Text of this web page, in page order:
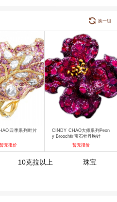
换一组
四季系列叶片
暂无报价
CINDY CHAO大师系列Peon
y Brooch红宝石牡丹胸针
暂无报价
10克拉以上 珠宝